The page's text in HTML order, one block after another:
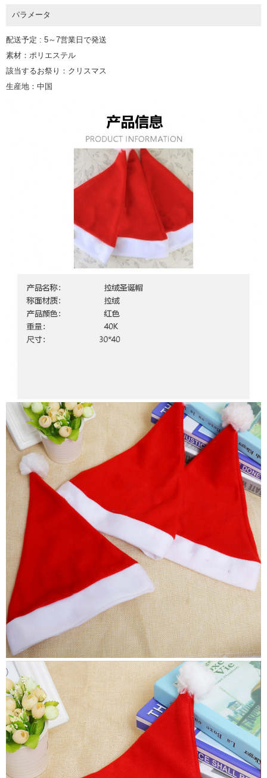
パラメータ
配送予定 : 5～7営業日で発送
素材：ポリエステル
該当するお祭り：クリスマス
生産地：中国